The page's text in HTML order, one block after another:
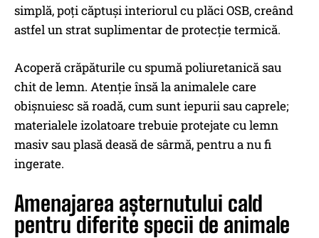
simplă, poți căptuși interiorul cu plăci OSB, creând
astfel un strat suplimentar de protecție termică.
Acoperă crăpăturile cu spumă poliuretanică sau
chit de lemn. Atenție însă la animalele care
obișnuiesc să roadă, cum sunt iepurii sau caprele;
materialele izolatoare trebuie protejate cu lemn
masiv sau plasă deasă de sârmă, pentru a nu fi
ingerate.
Amenajarea așternutului cald
pentru diferite specii de animale